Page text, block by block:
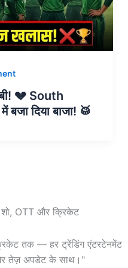
💔 South
दिया बाजा! 🥁
शो, OTT और क्रिकेट
तक — हर ट्रेंडिंग एंटरटेनमेंट
और तेज़ अपडेट के साथ।"